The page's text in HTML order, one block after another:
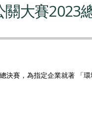
關大賽2023
決賽，為指定企業就著 「